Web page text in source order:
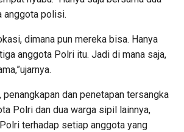
anggota polisi.
dimana pun mereka bisa. Hanya
anggota Polri itu. Jadi di mana saja,
penangkapan dan penetapan tersangka
Polri dan dua warga sipil lainnya,
terhadap setiap anggota yang